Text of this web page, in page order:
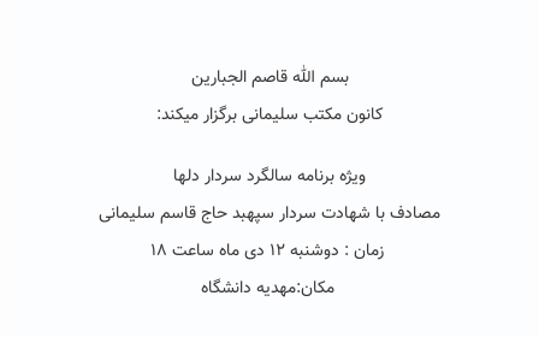
بسم الله قاصم الجبارین
کانون مکتب سلیمانی برگزار میکند:
ویژه برنامه سالگرد سردار دلها
مصادف با شهادت سردار سپهبد حاج قاسم سلیمانی
زمان : دوشنبه ۱۲ دی ماه ساعت ۱۸
مکان:مهدیه دانشگاه